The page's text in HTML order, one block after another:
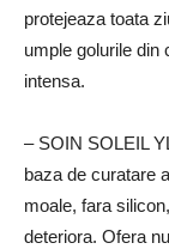
protejeaza toata
umple golurile din
intensa.
– SOIN SOLEIL
baza de curatare
moale, fara
deteriora. Ofera